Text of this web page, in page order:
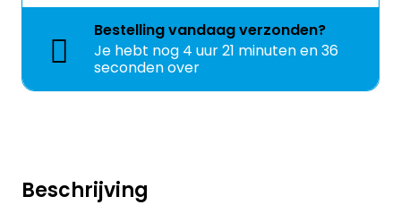
Beschrijving
Bestellingvandaagverzonden?
Je hebt nog 4 uur 21 minuten en 35
seconden over